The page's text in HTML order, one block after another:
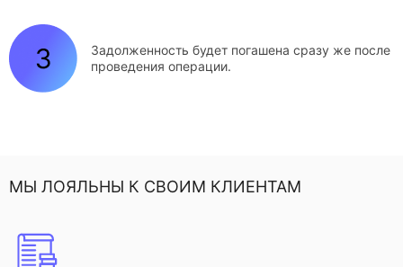
Задолженность будет погашена сразу же после
проведения операции.
МЫ ЛОЯЛЬНЫ К СВОИМ КЛИЕНТАМ